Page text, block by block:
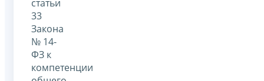
статьи
33
Закона
№ 14-
ФЗ к
компетенции